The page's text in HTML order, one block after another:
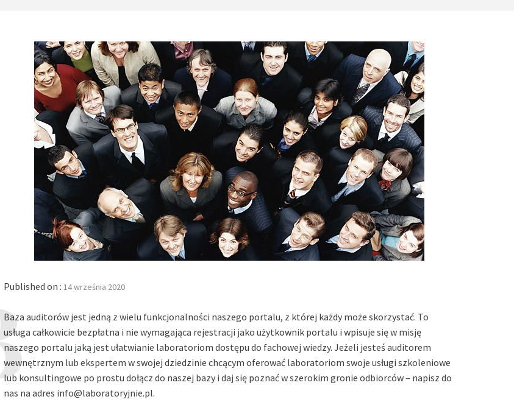
Published on :14 września 2020
Baza auditorów jest jedną z wielu funkcjonalności naszego portalu, z której każdy może skorzystać. To
usługa całkowicie bezpłatna i nie wymagająca rejestracji jako użytkownik portalu i wpisuje się w misję
naszego portalu jaką jest ułatwianie laboratoriom dostępu do fachowej wiedzy. Jeżeli jesteś auditorem
wewnętrznym lub ekspertem w swojej dziedzinie chcącym oferować laboratoriom swoje usługi szkoleniowe
lub konsultingowe po prostu dołącz do naszej bazy i daj się poznać w szerokim gronie odbiorców – napisz do
nas na adres info@laboratoryjnie.pl.